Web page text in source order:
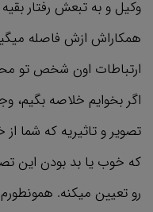
وکیل و به تبعش رفتار
همکاراش ازش فاصله
ارتباطات اون شخص تو
اگر بخوایم خلاصه
تصویر و تاثیریه که شما
که خوب یا بد بودن این
رو تعیین میکنه.